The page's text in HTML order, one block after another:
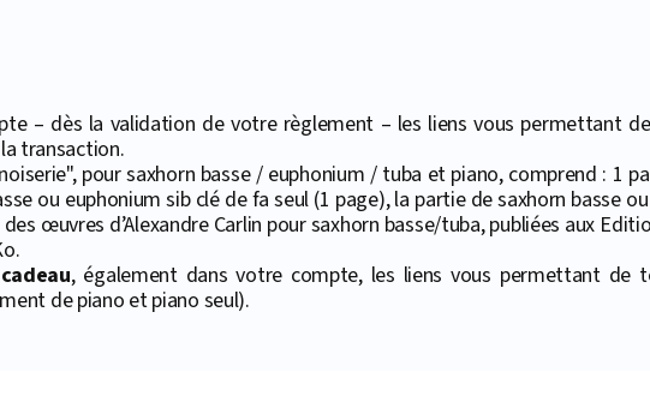
– dès la validation de votre règlement – les liens vous permettant
transaction.
pour saxhorn basse / euphonium / tuba et piano, comprend : 1
ou euphonium sib clé de fa seul (1 page), la partie de saxhorn basse
œuvres d’Alexandre Carlin pour saxhorn basse/tuba, publiées aux
cadeau, également dans votre compte, les liens vous permettant de
de piano et piano seul).